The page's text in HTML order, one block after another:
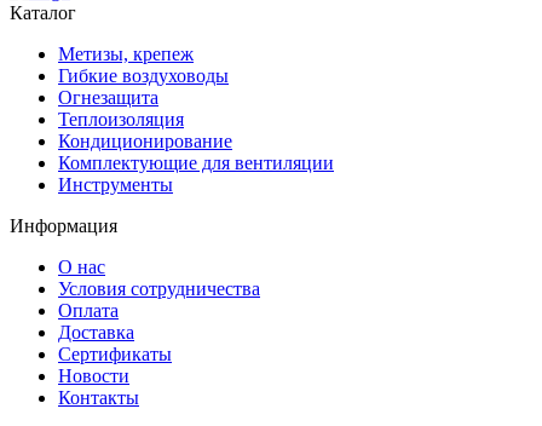
Каталог
Метизы, крепеж
Гибкие воздуховоды
Огнезащита
Теплоизоляция
Кондиционирование
Комплектующие для вентиляции
Инструменты
Информация
О нас
Условия сотрудничества
Оплата
Доставка
Сертификаты
Новости
Контакты